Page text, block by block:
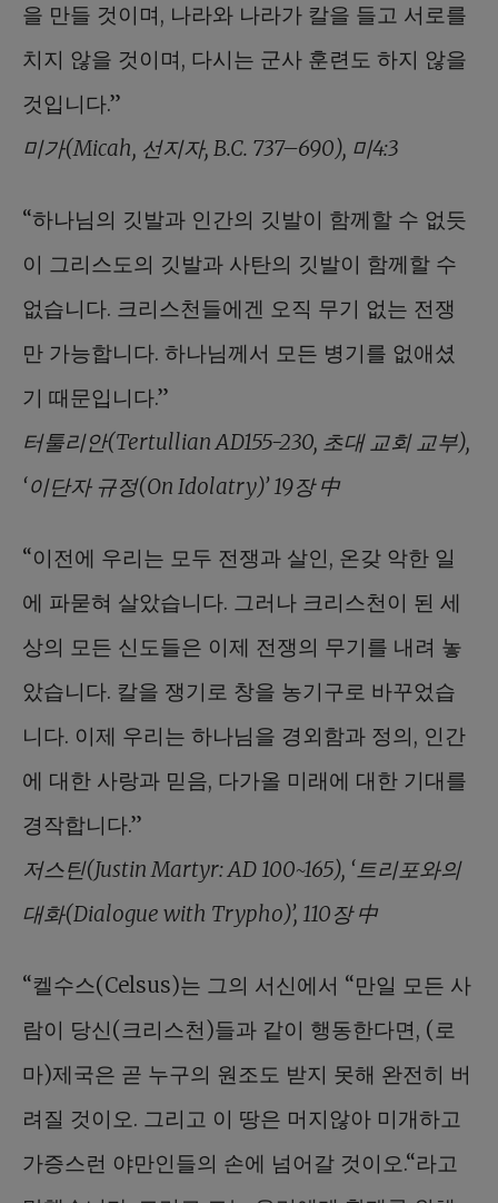
을 만들 것이며, 나라와 나라가 칼을 들고 서로를
치지 않을 것이며, 다시는 군사 훈련도 하지 않을
것입니다.”
미가(Micah, 선지자, B.C. 737–690), 미4:3
“하나님의 깃발과 인간의 깃발이 함께할 수 없듯
이 그리스도의 깃발과 사탄의 깃발이 함께할 수
없습니다. 크리스천들에겐 오직 무기 없는 전쟁
만 가능합니다. 하나님께서 모든 병기를 없애셨
기 때문입니다.”
터툴리안(Tertullian AD155-230, 초대 교회 교부),
‘이단자 규정(On Idolatry)’ 19장 中
“이전에 우리는 모두 전쟁과 살인, 온갖 악한 일
에 파묻혀 살았습니다. 그러나 크리스천이 된 세
상의 모든 신도들은 이제 전쟁의 무기를 내려 놓
았습니다. 칼을 쟁기로 창을 농기구로 바꾸었습
니다. 이제 우리는 하나님을 경외함과 정의, 인간
에 대한 사랑과 믿음, 다가올 미래에 대한 기대를
경작합니다.”
저스틴(Justin Martyr: AD 100~165), ‘트리포와의
대화(Dialogue with Trypho)’, 110장 中
“켈수스(Celsus)는 그의 서신에서 “만일 모든 사
람이 당신(크리스천)들과 같이 행동한다면, (로
마)제국은 곧 누구의 원조도 받지 못해 완전히 버
려질 것이오. 그리고 이 땅은 머지않아 미개하고
가증스런 야만인들의 손에 넘어갈 것이오.“라고